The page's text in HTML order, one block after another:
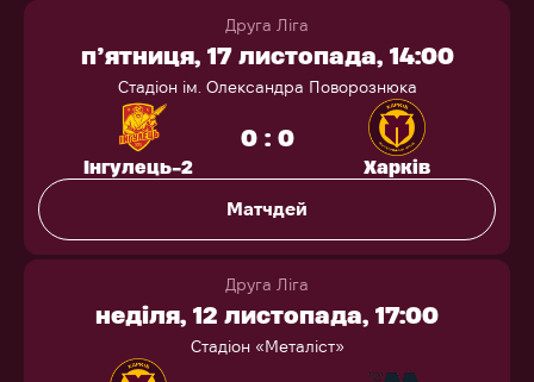
Друга Ліга
п’ятниця, 17 листопада, 14:00
Стадіон ім. Олександра Поворознюка
Інгулець-2
0 : 0
Харків
Матчдей
Друга Ліга
неділя, 12 листопада, 17:00
Стадіон «Металіст»